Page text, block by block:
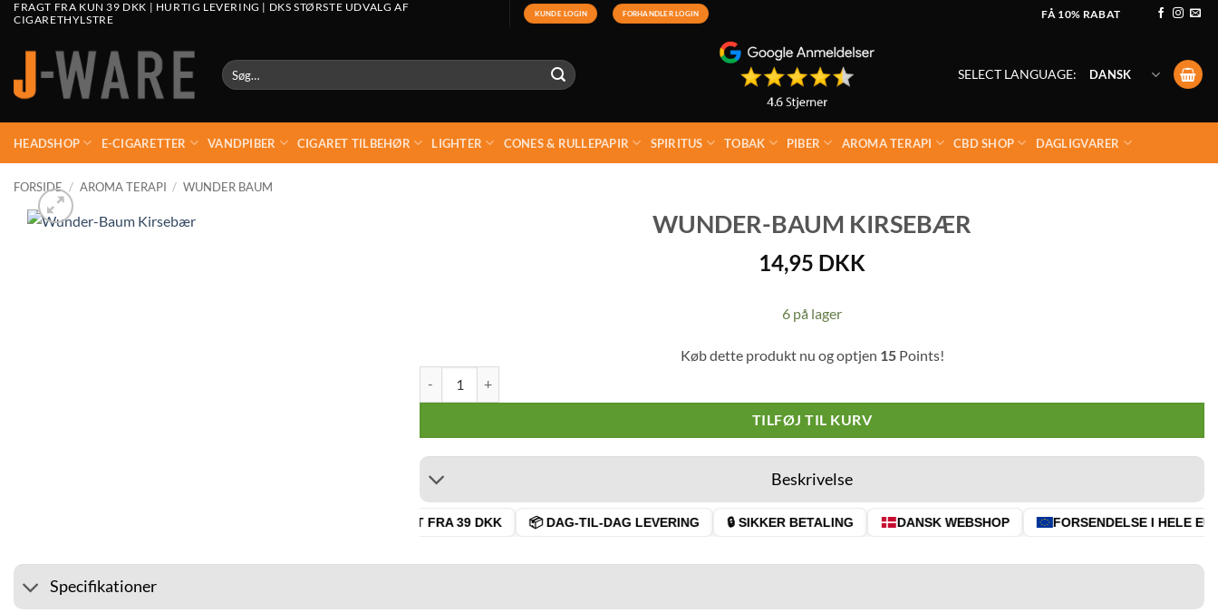
FRAGT FRA KUN 39 DKK | HURTIG LEVERING | DKS STØRSTE UDVALG AF
CIGARETHYLSTRE
KUNDE LOGIN FORHANDLER LOGIN FÅ 10% RABAT
Søg
efter:
SELECT LANGUAGE: DANSK
HEADSHOP E-CIGARETTER VANDPIBER CIGARET TILBEHØR LIGHTER CONES & RULLEPAPIR SPIRITUS TOBAK PIBER AROMA TERAPI CBD SHOP DAGLIGVARER
FORSIDE / AROMA TERAPI / WUNDER BAUM
WUNDER-BAUM KIRSEBÆR
14,95 DKK
6 på lager
Køb dette produkt nu og optjen 15Points!
TILFØJ TIL KURV
Beskrivelse
🚚 FRAGT FRA 39 DKK 📦 DAG-TIL-DAG LEVERING 🔒 SIKKER BETALING DANSK WEBSHOP FORSENDELSE I HELE EU
Specifikationer